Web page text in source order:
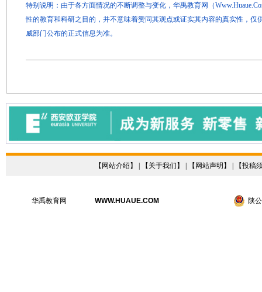
特别说明：由于各方面情况的不断调整与变化，华禹教育网（
性的教育和科研之目的，并不意味着赞同其观点或证实其内容的真实性，仅
威部门公布的正式信息为准。
【 网站介绍 】 | 【 关于我们 】 | 【 网站声明 】 | 【投稿
华禹教育网 WWW.HUAUE.COM 陕